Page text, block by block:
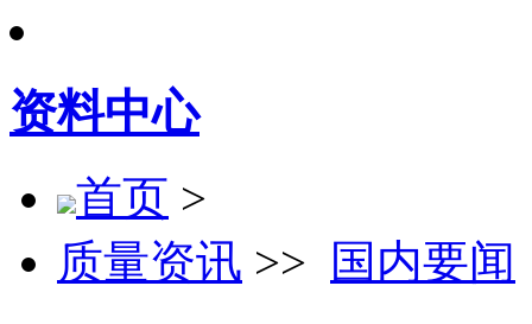
资料中心
首页 >
质量资讯 >> 国内要闻